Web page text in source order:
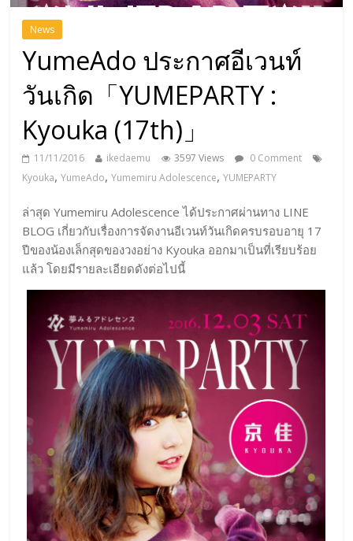
News
YumeAdo ประกาศอีเวนท์
วันเกิด「YUMEPARTY :
Kyouka (17th)」
11/11/2016 ikedaemu 3597 Views
0 Comment
Kyouka,YumeAdo,Yumemiru Adolescence,YUMEPARTY
ล่าสุด Yumemiru Adolescence ได้ประกาศผ่านทาง LINE
BLOG เกี่ยวกับเรื่องการจัดงานอีเวนท์วันเกิดครบรอบอายุ 17
ปีของน้องเล็กสุดของวงอย่าง Kyouka ออกมาเป็นที่เรียบร้อย
แล้ว โดยมีรายละเอียดดังต่อไปนี้